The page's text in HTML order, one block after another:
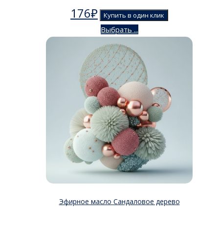
176₽ Купить в один клик
Выбрать ...
Эфирное масло Сандаловое дерево